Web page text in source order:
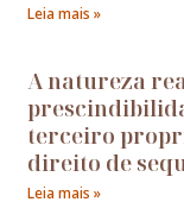
Leia mais »
A natureza
terceiro
direito de
Leia mais »